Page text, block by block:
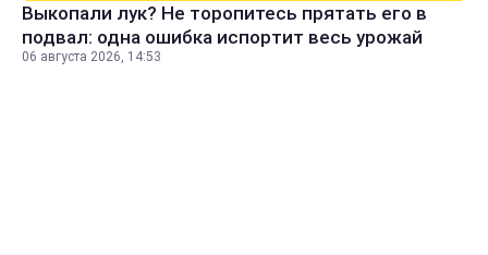
Выкопали лук? Не торопитесь прятать его в
подвал: одна ошибка испортит весь урожай
06 августа 2026, 14:53